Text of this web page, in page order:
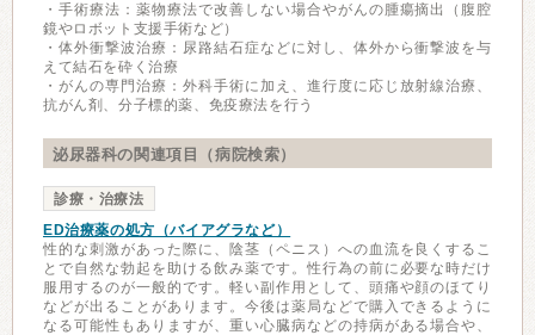
・手術療法：薬物療法で改善しない場合やがんの腫瘍摘出（腹腔
鏡やロボット支援手術など）
・体外衝撃波治療：尿路結石症などに対し、体外から衝撃波を与
えて結石を砕く治療
・がんの専門治療：外科手術に加え、進行度に応じ放射線治療、
抗がん剤、分子標的薬、免疫療法を行う
泌尿器科の関連項目（病院検索）
診療・治療法
ED治療薬の処方（バイアグラなど）
性的な刺激があった際に、陰茎（ペニス）への血流を良くするこ
とで自然な勃起を助ける飲み薬です。性行為の前に必要な時だけ
服用するのが一般的です。軽い副作用として、頭痛や顔のほてり
などが出ることがあります。今後は薬局などで購入できるように
なる可能性もありますが、重い心臓病などの持病がある場合や、